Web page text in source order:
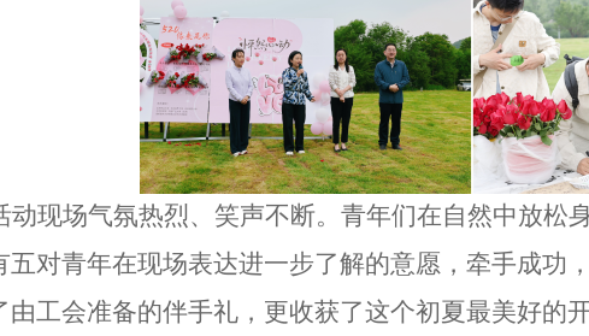
动现场气氛热烈、笑声不断。青年们在自然中放松
五对青年在现场表达进一步了解的意愿，牵手成功
由工会准备的伴手礼，更收获了这个初夏最美好的开